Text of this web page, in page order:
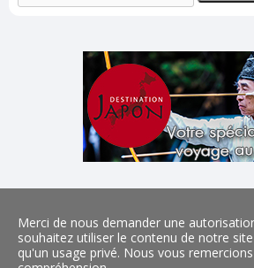
Merci de nous demander une
souhaitez utiliser le contenu de notre
qu'un usage privé. Nous vous